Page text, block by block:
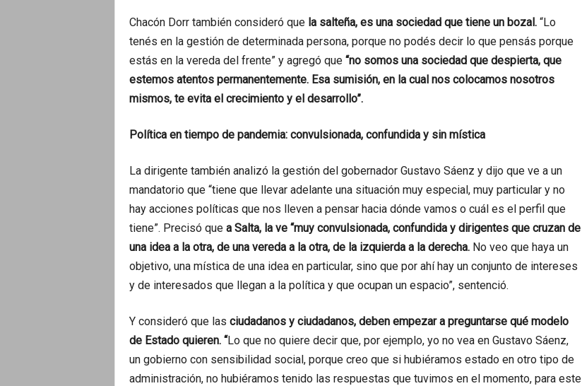
Chacón Dorr también consideró que la salteña, es una sociedad que tiene un bozal.“Lo
tenés en la gestión de determinada persona, porque no podés decir lo que pensás porque
estás en la vereda del frente” y agregó que “no somos una sociedad que despierta, que
estemos atentos permanentemente. Esa sumisión, en la cual nos colocamos nosotros
mismos, te evita el crecimiento y el desarrollo”.
Política en tiempo de pandemia: convulsionada, confundida y sin mística
La dirigente también analizó la gestión del gobernador Gustavo Sáenz y dijo que ve a un
mandatorio que “tiene que llevar adelante una situación muy especial, muy particular y no
hay acciones políticas que nos lleven a pensar hacia dónde vamos o cuál es el perfil que
tiene”. Precisó que a Salta, la ve “muy convulsionada, confundida y dirigentes que cruzan de
una idea a la otra, de una vereda a la otra, de la izquierda a la derecha.No veo que haya un
objetivo, una mística de una idea en particular, sino que por ahí hay un conjunto de intereses
y de interesados que llegan a la política y que ocupan un espacio”, sentenció.
Y consideró que las ciudadanos y ciudadanos, deben empezar a preguntarse qué modelo
de Estado quieren. “Lo que no quiere decir que, por ejemplo, yo no vea en Gustavo Sáenz,
un gobierno con sensibilidad social, porque creo que si hubiéramos estado en otro tipo de
administración, no hubiéramos tenido las respuestas que tuvimos en el momento, para este